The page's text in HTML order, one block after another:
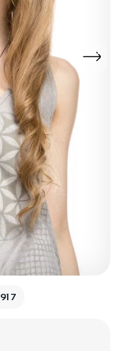
917